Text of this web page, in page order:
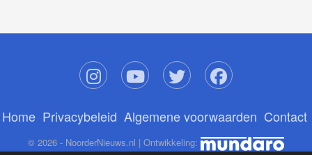
Home Privacybeleid Algemene voorwaarden Contact
© 2026 - NoorderNieuws.nl | Ontwikkeling: